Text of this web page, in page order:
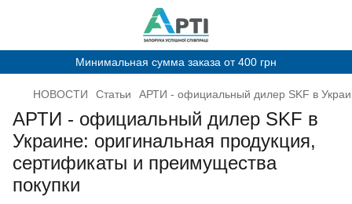
Минимальная сумма заказа от 400 грн
НОВОСТИ Статьи АРТИ - официальный дилер SKF в
АРТИ - официальный дилер SKF в
Украине: оригинальная продукция,
сертификаты и преимущества
покупки